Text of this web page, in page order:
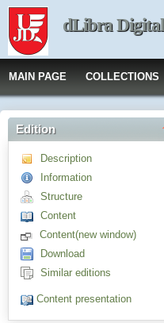
dLibra
MAIN PAGE COLLECTIONS
Edition
Description
Information
Structure
Content
Content(new window)
Download
Similar editions
Content presentation